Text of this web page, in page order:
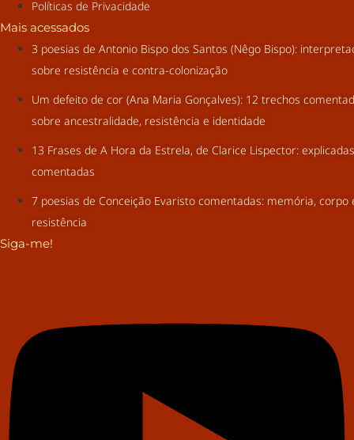
Políticas de Privacidade
Mais acessados
3 poesias de Antonio Bispo dos Santos (Nêgo Bispo):
sobre resistência e contra-colonização
Um defeito de cor (Ana Maria Gonçalves): 12 trechos
sobre ancestralidade, resistência e identidade
13 Frases de A Hora da Estrela, de Clarice Lispector:
comentadas
7 poesias de Conceição Evaristo comentadas: memória, corpo
resistência
Siga-me!